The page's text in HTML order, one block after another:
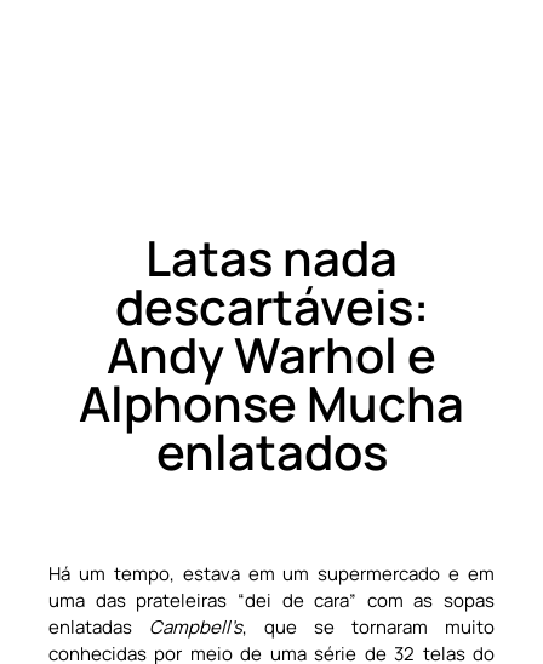
Latas nada
descartáveis:
Andy Warhol e
Alphonse Mucha
enlatados
Há um tempo, estava em um supermercado e em
uma das prateleiras “dei de cara” com as sopas
enlatadas Campbell’s, que se tornaram muito
conhecidas por meio de uma série de 32 telas do